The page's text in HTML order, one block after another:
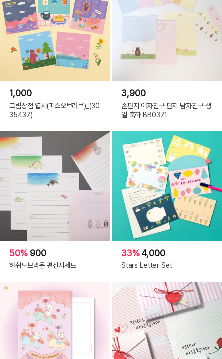
1,000
그림상점 엽서(피스오브러브)_(30
35437)
3,900
손편지 여자친구 편지 남자친구 생
일 축하 BB0371
50% 900
허쉬드브라운 편선지세트
33%4,000
Stars Letter Set